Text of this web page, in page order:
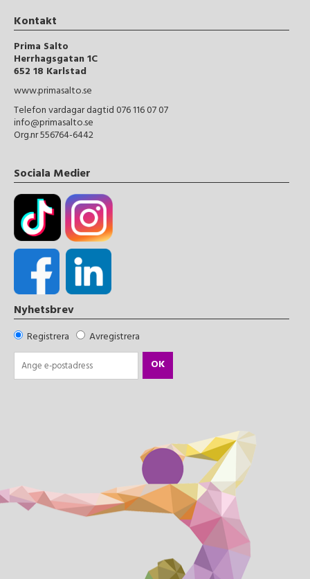
Kontakt
Prima Salto
Herrhagsgatan 1C
652 18 Karlstad
www.primasalto.se
Telefon vardagar dagtid 076 116 07 07
info@primasalto.se
Org.nr 556764-6442
Sociala Medier
Nyhetsbrev
Registrera
Avregistrera
OK